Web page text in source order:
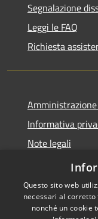
Segnalazione
Leggi le FAQ
Richiesta
Informativa
Note legali
Dichiarazione di
Questo sito web
necessari al
nonché un cookie